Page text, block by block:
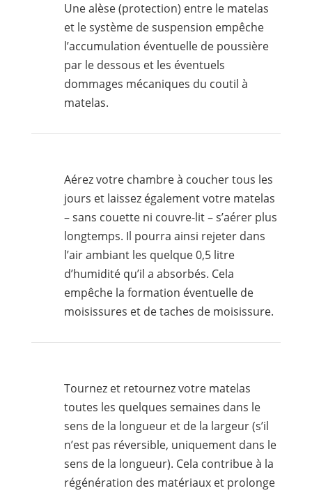
Une alèse (protection) entre le matelas
et le système de suspension empêche
l’accumulation éventuelle de poussière
par le dessous et les éventuels
dommages mécaniques du coutil à
matelas.
Aérez votre chambre à coucher tous les
jours et laissez également votre matelas
– sans couette ni couvre-lit – s’aérer plus
longtemps. Il pourra ainsi rejeter dans
l’air ambiant les quelque 0,5 litre
d’humidité qu’il a absorbés. Cela
empêche la formation éventuelle de
moisissures et de taches de moisissure.
Tournez et retournez votre matelas
toutes les quelques semaines dans le
sens de la longueur et de la largeur (s’il
n’est pas réversible, uniquement dans le
sens de la longueur). Cela contribue à la
régénération des matériaux et prolonge